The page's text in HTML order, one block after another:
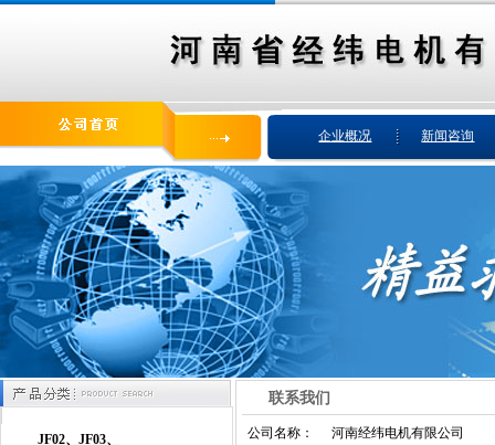
企业概况 新闻咨询
联系我们
公司名称： 河南经纬电机有限公司